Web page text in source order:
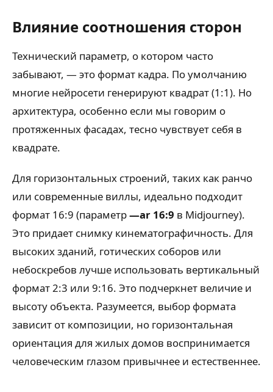
Влияние соотношения сторон
Технический параметр, о котором часто
забывают, — это формат кадра. По умолчанию
многие нейросети генерируют квадрат (1:1). Но
архитектура, особенно если мы говорим о
протяженных фасадах, тесно чувствует себя в
квадрате.
Для горизонтальных строений, таких как ранчо
или современные виллы, идеально подходит
формат 16:9 (параметр—ar 16:9 в Midjourney).
Это придает снимку кинематографичность. Для
высоких зданий, готических соборов или
небоскребов лучше использовать вертикальный
формат 2:3 или 9:16. Это подчеркнет величие и
высоту объекта. Разумеется, выбор формата
зависит от композиции, но горизонтальная
ориентация для жилых домов воспринимается
человеческим глазом привычнее и естественнее.